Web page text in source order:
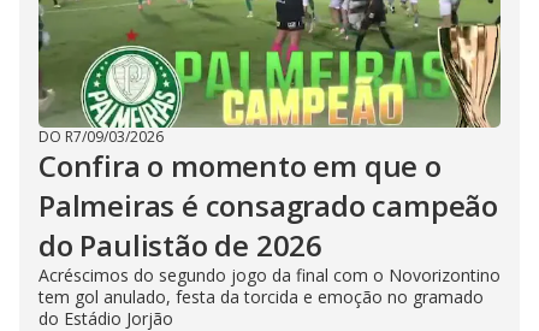
DO R7/09/03/2026
Confira o momento em que o
Palmeiras é consagrado campeão
do Paulistão de 2026
Acréscimos do segundo jogo da final com o Novorizontino
tem gol anulado, festa da torcida e emoção no gramado
do Estádio Jorjão